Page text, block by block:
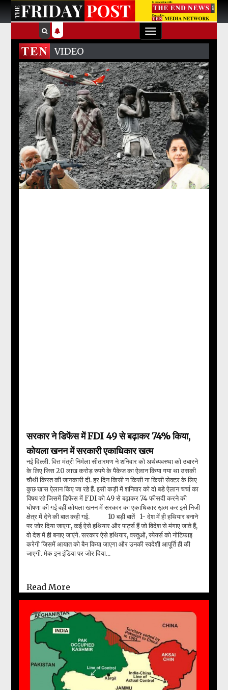
Toggle
navigation
VIDEO
सरकार ने डिफेंस में FDI 49 से बढ़ाकर 74% किया,
कोयला खनन में सरकारी एकाधिकार खत्म
नई दिल्ली. वित्त मंत्री निर्मला सीतारमण ने शनिवार को अर्थव्यवस्था को उबारने
के लिए जिस 20 लाख करोड़ रुपये के पैकेज का ऐलान किया गया था उसकी
चौथी किस्त की जानकारी दी. हर दिन किसी न किसी ना किसी सेक्‍टर के लिए
कुछ खास ऐलान किए जा रहे हैं. इसी कड़ी में शनिवार को दो बडे ऐलान चर्चा का
विषय रहे जिसमें डिफेंस में FDI को 49 से बढ़ाकर 74 फीसदी करने की
घोषणा की गई वहीं कोयला खनन में सरकार का एकाधिकार ख़त्म कर इसे निजी
क्षेत्र में देने की बात कही गई. 10 बड़ी बातें 1- देश में ही हथियार बनाने
पर जोर दिया जाएगा, कई ऐसे हथियार और पार्ट्स हैं जो विदेश से मंगाए जाते हैं,
वो देश में ही बनाए जाएंगे. सरकार ऐसे हथियार, वस्तुओं, स्पेयर्स को नोटिफाइ
करेगी जिसमें आयात को बैन किया जाएगा और उनकी स्वदेशी आपूर्ति ही की
जाएगी. मेक इन इंडिया पर जोर दिया...
Read More